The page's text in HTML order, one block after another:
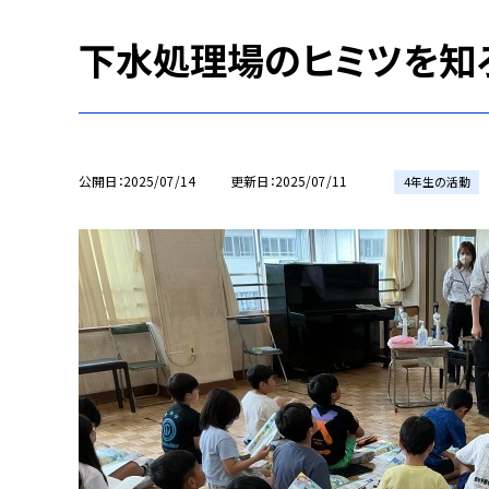
下水処理場のヒミツを知
公開日 2025/07/14 更新日 2025/07/11 4年生の活動